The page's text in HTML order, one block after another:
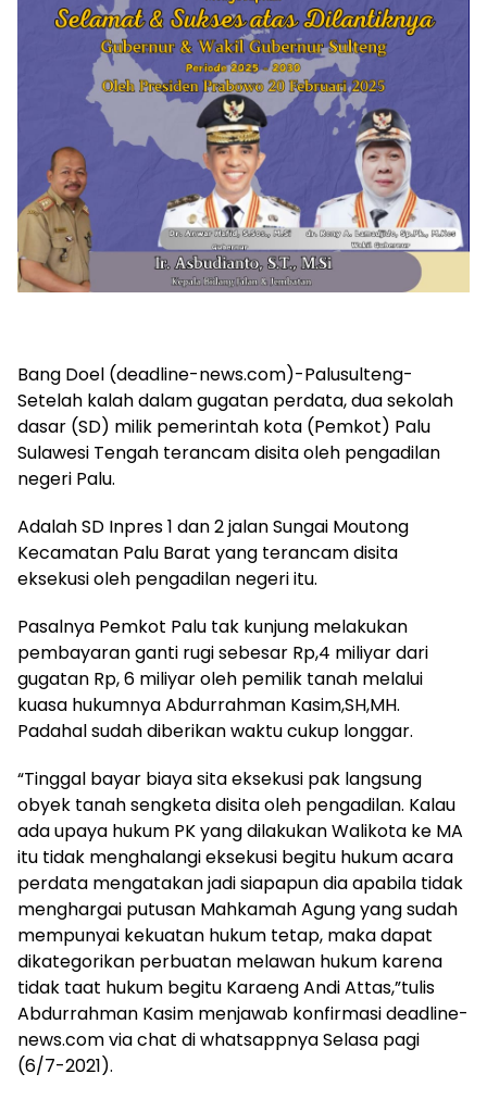
Bang Doel (deadline-news.com)-Palusulteng-
Setelah kalah dalam gugatan perdata, dua sekolah
dasar (SD) milik pemerintah kota (Pemkot) Palu
Sulawesi Tengah terancam disita oleh pengadilan
negeri Palu.
Adalah SD Inpres 1 dan 2 jalan Sungai Moutong
Kecamatan Palu Barat yang terancam disita
eksekusi oleh pengadilan negeri itu.
Pasalnya Pemkot Palu tak kunjung melakukan
pembayaran ganti rugi sebesar Rp,4 miliyar dari
gugatan Rp, 6 miliyar oleh pemilik tanah melalui
kuasa hukumnya Abdurrahman Kasim,SH,MH.
Padahal sudah diberikan waktu cukup longgar.
“Tinggal bayar biaya sita eksekusi pak langsung
obyek tanah sengketa disita oleh pengadilan. Kalau
ada upaya hukum PK yang dilakukan Walikota ke MA
itu tidak menghalangi eksekusi begitu hukum acara
perdata mengatakan jadi siapapun dia apabila tidak
menghargai putusan Mahkamah Agung yang sudah
mempunyai kekuatan hukum tetap, maka dapat
dikategorikan perbuatan melawan hukum karena
tidak taat hukum begitu Karaeng Andi Attas,”tulis
Abdurrahman Kasim menjawab konfirmasi deadline-
news.com via chat di whatsappnya Selasa pagi
(6/7-2021).